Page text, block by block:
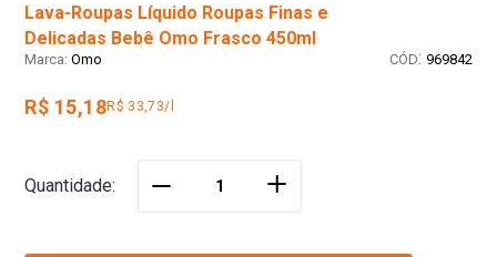
Lava-Roupas Líquido Roupas Finas e
Delicadas Bebê Omo Frasco 450ml
Omo : 969842
R$ 15,18R$ 33,73/l
Quantidade ＋